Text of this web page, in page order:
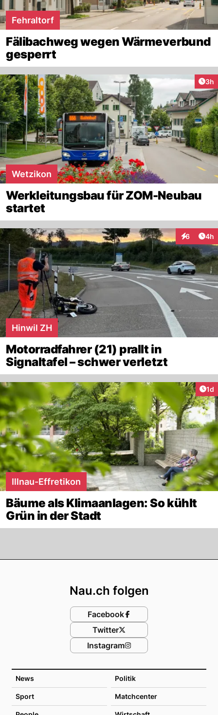
Fehraltorf
Fälibachweg wegen Wärmeverbund
gesperrt
3h
Wetzikon
Werkleitungsbau für ZOM-Neubau
startet
6 4h
Hinwil ZH
Motorradfahrer (21) prallt in
Signaltafel – schwer verletzt
1d
Illnau-Effretikon
Bäume als Klimaanlagen: So kühlt
Grün in der Stadt
News Politik
Sport Matchcenter
Nau.ch folgen
Facebook
Twitter
Instagram